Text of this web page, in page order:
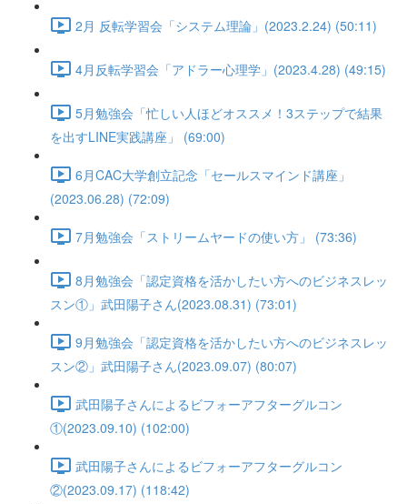
2月 反転学習会「システム理論」(2023.2.24) (50:11)
4月反転学習会「アドラー心理学」(2023.4.28) (49:15)
5月勉強会「忙しい人ほどオススメ！3ステップで結果
を出すLINE実践講座」 (69:00)
6月CAC大学創立記念「セールスマインド講座」
(2023.06.28) (72:09)
7月勉強会「ストリームヤードの使い方」 (73:36)
8月勉強会「認定資格を活かしたい方へのビジネスレッ
スン①」武田陽子さん(2023.08.31) (73:01)
9月勉強会「認定資格を活かしたい方へのビジネスレッ
スン②」武田陽子さん(2023.09.07) (80:07)
武田陽子さんによるビフォーアフターグルコン
①(2023.09.10) (102:00)
武田陽子さんによるビフォーアフターグルコン
②(2023.09.17) (118:42)